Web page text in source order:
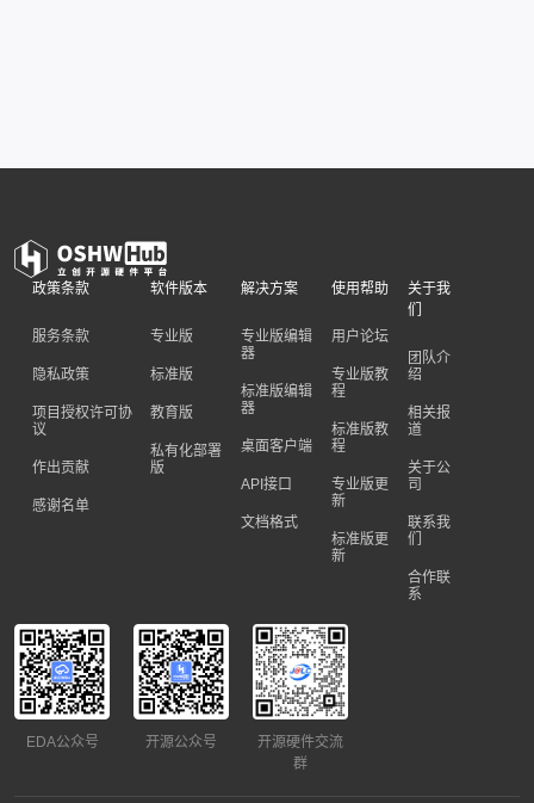
政策条款
服务条款
隐私政策
项目授权许可协
议
作出贡献
感谢名单
软件版本
专业版
标准版
教育版
私有化部署
版
解决方案
专业版编辑
器
标准版编辑
器
桌面客户端
API接口
文档格式
使用帮助
用户论坛
专业版教
程
标准版教
程
专业版更
新
标准版更
新
关于我
们
团队介
绍
相关报
道
关于公
司
联系我
们
合作联
系
EDA公众号 开源公众号
开源硬件交流
群